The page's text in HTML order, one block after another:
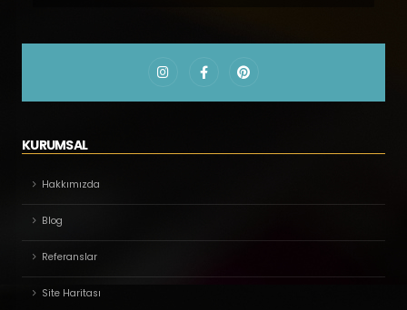
KURUMSAL
Hakkımızda
Blog
Referanslar
Site Haritası